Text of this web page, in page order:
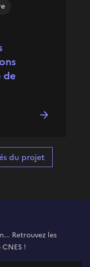
de
du projet
Retrouvez les
!